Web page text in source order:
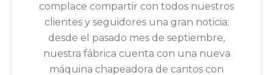
complace compartir con todos nuestros
clientes y seguidores una gran noticia:
desde el pasado mes de septiembre,
nuestra fábrica cuenta con una nueva
máquina chapeadora de cantos con